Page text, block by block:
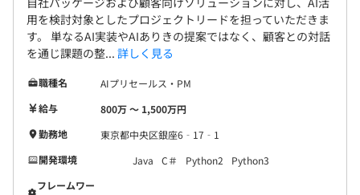
・PHP技術者認定試験上級
・Rails技術者認定試験
・ITサービスマネージャ試験
・eラーニング
相談の上、ご希望のマシンを支給いたします。
無期雇用
3カ月（待遇の変更はありません）
用を検討対象としたプロジェクトリードを担っていただきま
す。 単なるAI実装やAIありきの提案ではなく、顧客との対話
を通じ課題の整... 詳しく見る
職種名
AIプリセールス・PM
給与
800万 〜 1,500万円
勤務地
東京都中央区銀座6‐17‐1
開発環境
Java C＃ Python2
Python3
フレームワー